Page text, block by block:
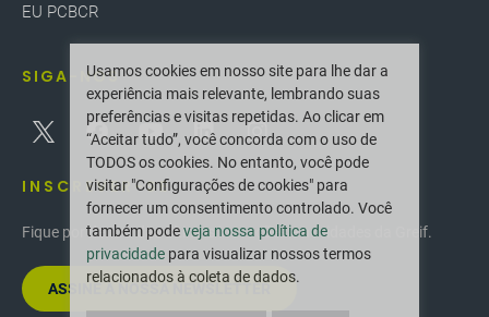
EU PCBCR
SIGA-NOS
INSCREVER-SE
Fique por dentro das últimas inovações e novidades da Greif.
ASSINE A NOSSA NEWSLETTER
Usamos cookies em nosso site para lhe dar a
experiência mais relevante, lembrando suas
preferências e visitas repetidas. Ao clicar em
“Aceitar tudo”, você concorda com o uso de
TODOS os cookies. No entanto, você pode
visitar "Configurações de cookies" para
fornecer um consentimento controlado. Você
também podeveja nossa política de
privacidade para visualizar nossos termos
relacionados à coleta de dados.